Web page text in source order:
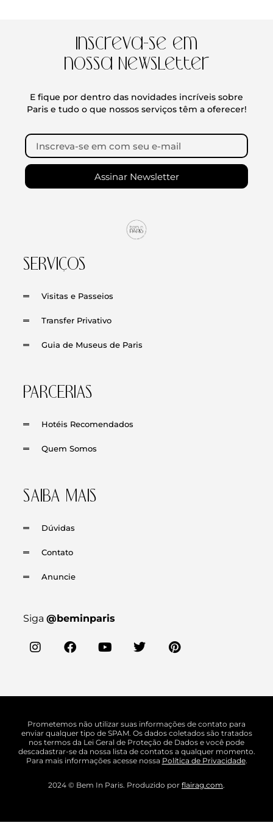
Inscreva-se em
nossa Newsletter
E fique por dentro das novidades incríveis sobre
Paris e tudo o que nossos serviços têm a oferecer!
Assinar Newsletter
SERVIÇOS
Visitas e Passeios
Transfer Privativo
Guia de Museus de Paris
PARCERIAS
Hotéis Recomendados
Quem Somos
SAIBA MAIS
Dúvidas
Contato
Anuncie
Siga @beminparis
Prometemos não utilizar suas informações de contato para
enviar qualquer tipo de SPAM. Os dados coletados são tratados
nos termos da Lei Geral de Proteção de Dados e você pode
descadastrar-se da nossa lista de contatos a qualquer momento.
Para mais informações acesse nossa Política de Privacidade.
2024 © Bem In Paris. Produzido por flairag.com.